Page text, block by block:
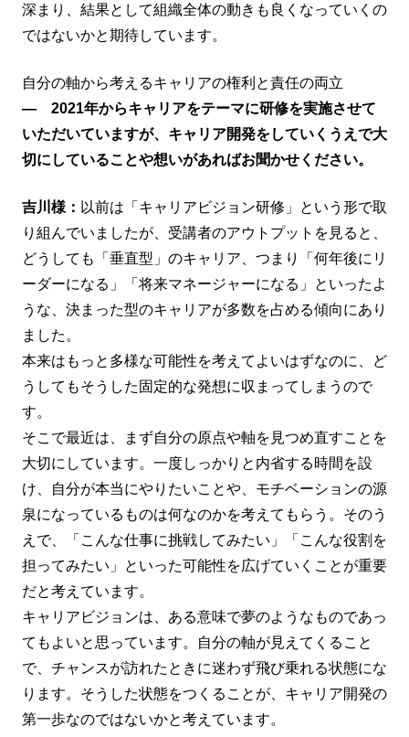
深まり、結果として組織全体の動きも良くなっていくの
ではないかと期待しています。
自分の軸から考えるキャリアの権利と責任の両立
― 2021年からキャリアをテーマに研修を実施させて
いただいていますが、キャリア開発をしていくうえで大
切にしていることや想いがあればお聞かせください。
吉川様： 以前は「キャリアビジョン研修」という形で取
り組んでいましたが、受講者のアウトプットを見ると、
どうしても「垂直型」のキャリア、つまり「何年後にリ
ーダーになる」「将来マネージャーになる」といったよ
うな、決まった型のキャリアが多数を占める傾向にあり
ました。
本来はもっと多様な可能性を考えてよいはずなのに、ど
うしてもそうした固定的な発想に収まってしまうので
す。
そこで最近は、まず自分の原点や軸を見つめ直すことを
大切にしています。一度しっかりと内省する時間を設
け、自分が本当にやりたいことや、モチベーションの源
泉になっているものは何なのかを考えてもらう。そのう
えで、「こんな仕事に挑戦してみたい」「こんな役割を
担ってみたい」といった可能性を広げていくことが重要
だと考えています。
キャリアビジョンは、ある意味で夢のようなものであっ
てもよいと思っています。自分の軸が見えてくること
で、チャンスが訪れたときに迷わず飛び乗れる状態にな
ります。そうした状態をつくることが、キャリア開発の
第一歩なのではないかと考えています。